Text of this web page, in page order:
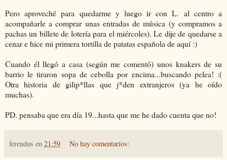
Pero aproveché para quedarme y luego ir con L. al centro a
acompañarle a comprar unas entradas de música (y compramos a
pachas un billete de lotería para el miércoles). Le dije de quedarse a
cenar e hice mi primera tortilla de patatas española de aquí :)
Cuando él llegó a casa (según me comentó) unos knakers de su
barrio le tiraron sopa de cebolla por encima...buscando pelea! :(
Otra historia de gilip*llas que j*den extranjeros (ya he oído
muchas).
PD. pensaba que era día 19...hasta que me he dado cuenta que no!
ferendus en 21:59 No hay comentarios: